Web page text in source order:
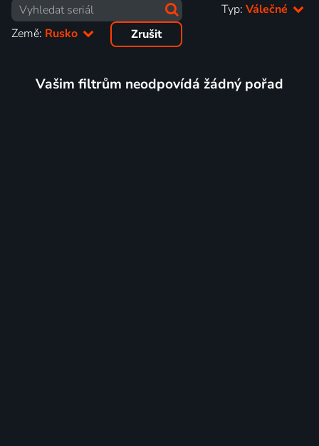
Typ: Válečné
Země: Rusko Zrušit
Vašim filtrům neodpovídá žádný pořad